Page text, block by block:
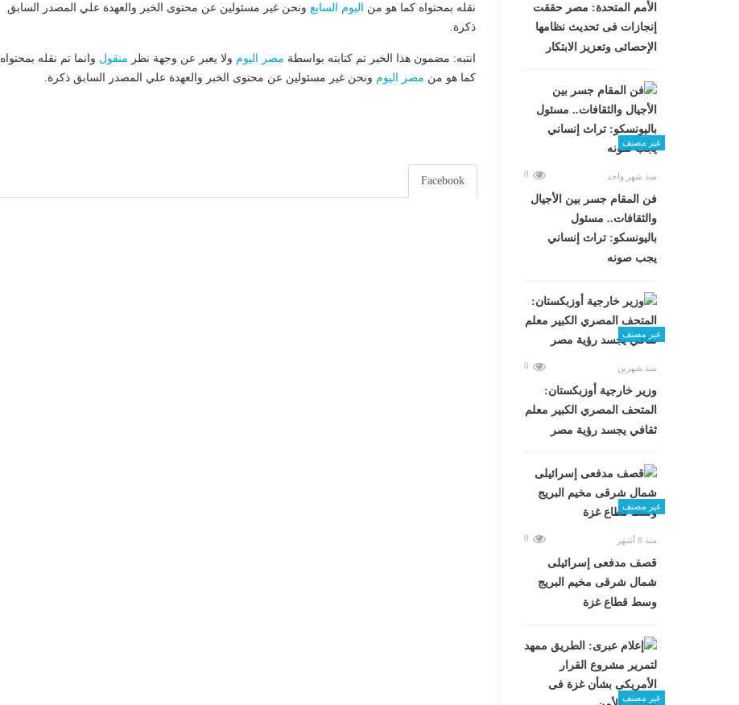
الأمم المتحدة: مصر حققت
إنجازات فى تحديث نظامها
الإحصائى وتعزيز الابتكار
غير مصنف
منذ شهر واحد 0
فن المقام جسر بين الأجيال
والثقافات.. مسئول
باليونسكو: تراث إنساني
يجب صونه
غير مصنف
منذ شهرين 0
وزير خارجية أوزبكستان:
المتحف المصري الكبير معلم
ثقافي يجسد رؤية مصر
غير مصنف
منذ 8 أشهر 0
قصف مدفعى إسرائيلى
شمال شرقى مخيم البريج
وسط قطاع غزة
غير مصنف
نقله بمحتواه كما هو من
اليوم السابع ونحن غير مسئولين عن محتوى الخبر والعهدة علي المصدر السابق
ذكرة.
انتبه: مضمون هذا الخبر تم كتابته بواسطة مصر اليوم ولا يعبر عن وجهة نظر منقول وانما تم نقله بمحتواه
كما هو من مصر اليوم ونحن غير مسئولين عن محتوى الخبر والعهدة علي المصدر السابق ذكرة.
Facebook